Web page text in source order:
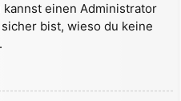
einen Administrator
bist, wieso du keine